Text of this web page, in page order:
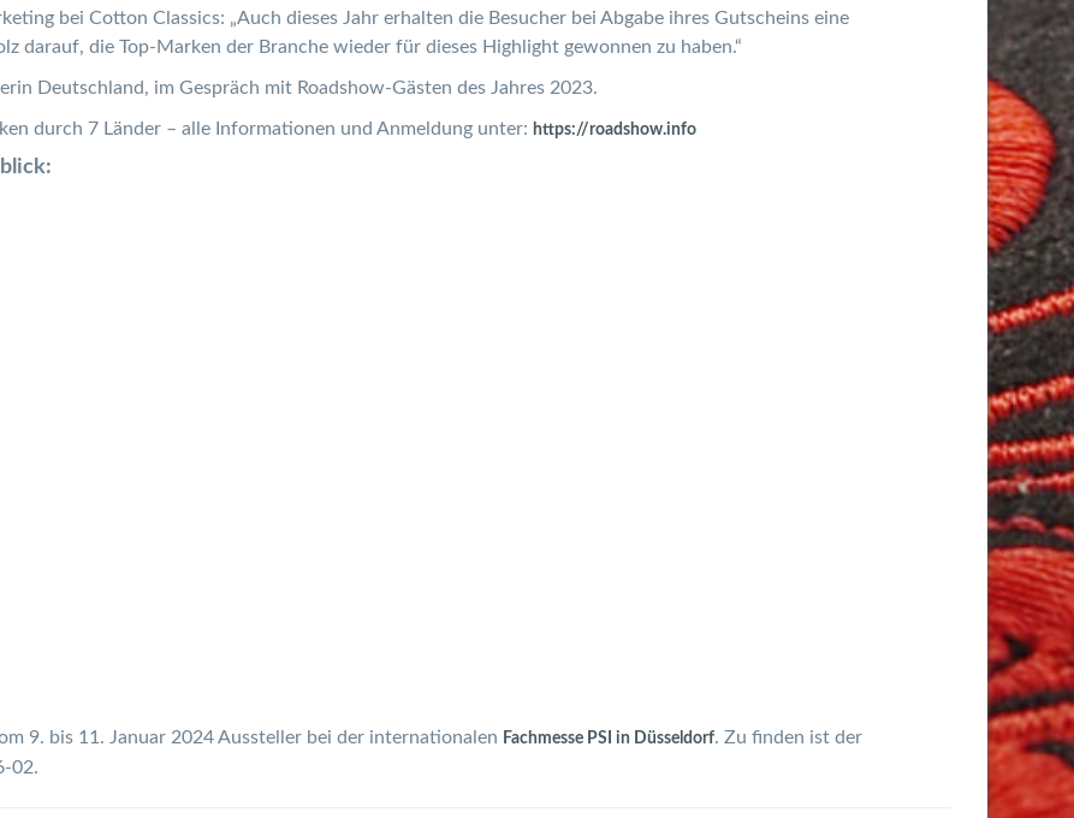
bei Cotton Classics: „Auch dieses Jahr erhalten die Besucher bei Abgabe ihres Gutscheins eine
darauf, die Top-Marken der Branche wieder für dieses Highlight gewonnen zu haben.“
Deutschland, im Gespräch mit Roadshow-Gästen des Jahres 2023.
durch 7 Länder – alle Informationen und Anmeldung unter: https://roadshow.info
9. bis 11. Januar 2024 Aussteller bei der internationalen Fachmesse PSI in Düsseldorf. Zu finden ist der
02.